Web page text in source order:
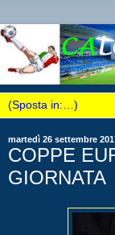
martedì 26 settembre
COPPE
GIORNATA